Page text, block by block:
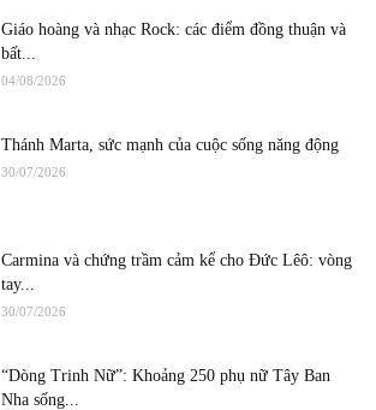
Giáo hoàng và nhạc Rock: các điểm đồng thuận và
bất...
04/08/2026
Thánh Marta, sức mạnh của cuộc sống năng động
30/07/2026
Carmina và chứng trầm cảm kể cho Đức Lêô: vòng
tay...
30/07/2026
“Dòng Trinh Nữ”: Khoảng 250 phụ nữ Tây Ban
Nha sống...